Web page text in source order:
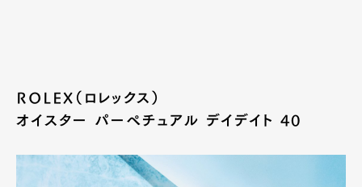
ROLEX（ロレックス）
オイスター パーペチュアル デイデイト 40